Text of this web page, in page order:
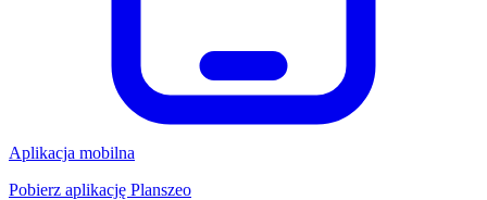
Aplikacja mobilna
Pobierz aplikację Planszeo